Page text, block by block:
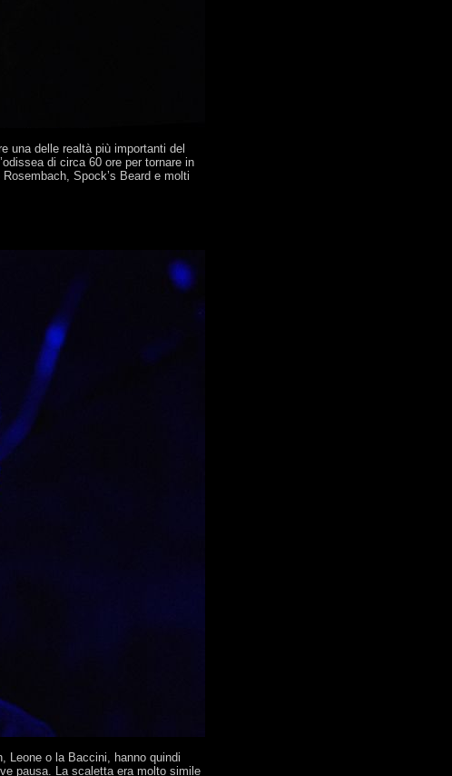
una delle realtà più importanti del
di circa 60 ore per tornare in
Spock’s Beard e molti
Leone o la Baccini, hanno quindi
pausa. La scaletta era molto simile